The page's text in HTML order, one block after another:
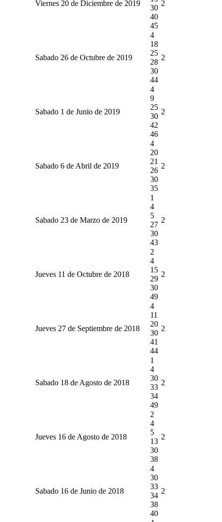
Viernes 20 de Diciembre de 2019
30
40
45
2
Sabado 26 de Octubre de 2019
4
18
25
28
30
44
2
Sabado 1 de Junio de 2019
4
9
25
30
42
46
2
Sabado 6 de Abril de 2019
4
20
21
26
30
35
2
Sabado 23 de Marzo de 2019
1
4
5
27
30
43
2
Jueves 11 de Octubre de 2018
2
4
15
29
30
49
2
Jueves 27 de Septiembre de 2018
4
11
20
30
41
44
2
Sabado 18 de Agosto de 2018
1
4
30
33
34
49
2
Jueves 16 de Agosto de 2018
2
4
5
13
30
38
2
Sabado 16 de Junio de 2018
4
30
33
34
38
40
2